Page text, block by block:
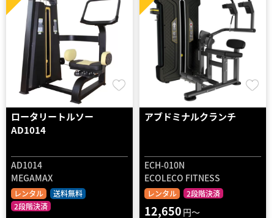
ロータリートルソー
AD1014
AD1014
MEGAMAX
レンタル
送料無料
2段階決済
アブドミナルクランチ
ECH-010N
ECOLECO FITNESS
レンタル 2段階決済
12,650 円～